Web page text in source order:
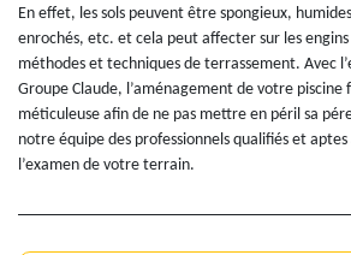
En effet, les sols peuvent être spongieux,
enrochés, etc. et cela peut affecter sur les
méthodes et techniques de terrassement. Avec
Groupe Claude, l’aménagement de votre piscine
méticuleuse afin de ne pas mettre en péril sa
notre équipe des professionnels qualifiés et
l’examen de votre terrain.